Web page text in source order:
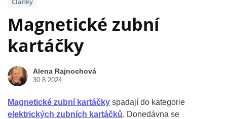
Magnetické zubní
kartáčky
Alena Rajnochová
30.8.2024
Magnetické zubní kartáčky spadají do kategorie
elektrických zubních kartáčků. Donedávna se